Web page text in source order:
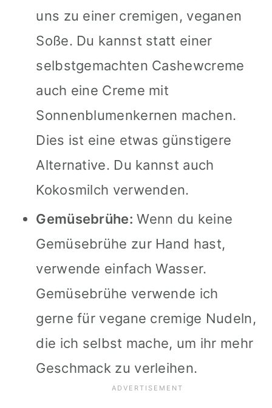
uns zu einer cremigen, veganen
Soße. Du kannst statt einer
selbstgemachten Cashewcreme
auch eine Creme mit
Sonnenblumenkernen machen.
Dies ist eine etwas günstigere
Alternative. Du kannst auch
Kokosmilch verwenden.
Gemüsebrühe: Wenn du keine
Gemüsebrühe zur Hand hast,
verwende einfach Wasser.
Gemüsebrühe verwende ich
gerne für vegane cremige Nudeln,
die ich selbst mache, um ihr mehr
Geschmack zu verleihen.